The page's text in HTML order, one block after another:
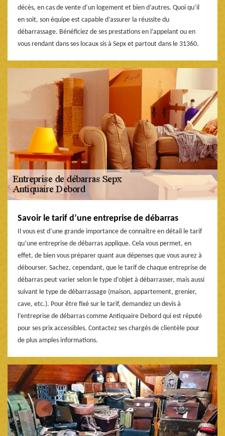
décès, en cas de vente d’un logement et bien d’autres. Quoi qu’il
en soit, son équipe est capable d’assurer la réussite du
débarrassage. Bénéficiez de ses prestations en l’appelant ou en
vous rendant dans ses locaux sis à Sepx et partout dans le 31360.
Savoir le tarif d’une entreprise de débarras
Il vous est d’une grande importance de connaître en détail le tarif
qu’une entreprise de débarras applique. Cela vous permet, en
effet, de bien vous préparer quant aux dépenses que vous aurez à
débourser. Sachez, cependant, que le tarif de chaque entreprise de
débarras peut varier selon le type d’objet à débarrasser, mais aussi
suivant le type de débarrassage (maison, appartement, grenier,
cave, etc.). Pour être fixé sur le tarif, demandez un devis à
l’entreprise de débarras comme Antiquaire Debord qui est réputé
pour ses prix accessibles. Contactez ses chargés de clientèle pour
de plus amples informations.